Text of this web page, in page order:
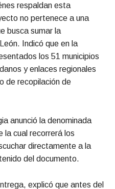
respaldan esta
no pertenece a una
busca sumar la
Indicó que en la
los 51 municipios
y enlaces regionales
de recopilación de
anunció la denominada
la cual recorrerá los
directamente a la
del documento.
explicó que antes del